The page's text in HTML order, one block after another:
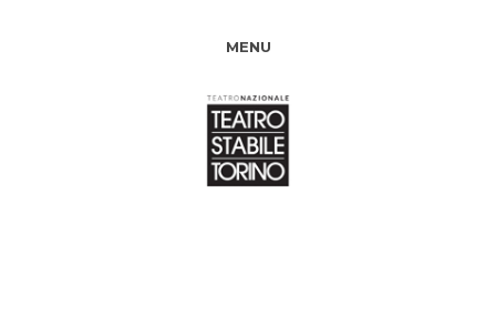
MENU